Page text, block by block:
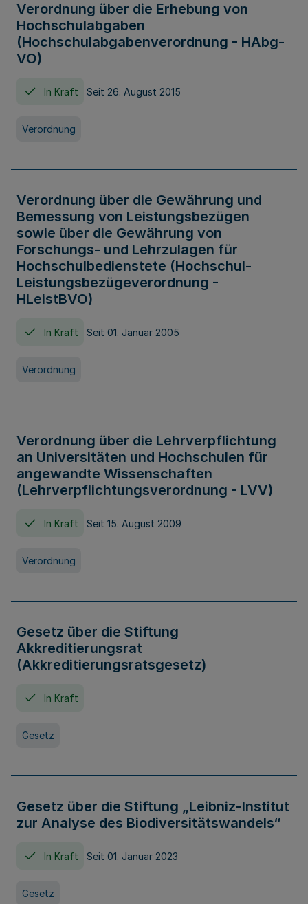
Verordnung über die Erhebung von
Hochschulabgaben
(Hochschulabgabenverordnung - HAbg-
VO)
In Kraft Seit 26. August 2015
Verordnung
Verordnung über die Gewährung und
Bemessung von Leistungsbezügen
sowie über die Gewährung von
Forschungs- und Lehrzulagen für
Hochschulbedienstete (Hochschul-
Leistungsbezügeverordnung -
HLeistBVO)
In Kraft Seit 01. Januar 2005
Verordnung
Verordnung über die Lehrverpflichtung
an Universitäten und Hochschulen für
angewandte Wissenschaften
(Lehrverpflichtungsverordnung - LVV)
In Kraft Seit 15. August 2009
Verordnung
Gesetz über die Stiftung
Akkreditierungsrat
(Akkreditierungsratsgesetz)
In Kraft
Gesetz
Gesetz über die Stiftung „Leibniz-Institut
zur Analyse des Biodiversitätswandels“
In Kraft Seit 01. Januar 2023
Gesetz